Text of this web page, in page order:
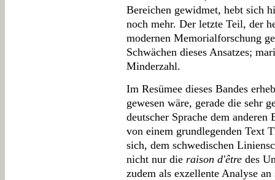
Bereichen gewidmet, hebt sich
noch mehr. Der letzte Teil, der
modernen Memorialforschung
Schwächen dieses Ansatzes;
Minderzahl.
Im Resümee dieses Bandes
gewesen wäre, gerade die sehr
deutscher Sprache dem
von einem grundlegenden Text
sich, dem schwedischen
nicht nur die raison d'être des
zudem als exzellente Analyse